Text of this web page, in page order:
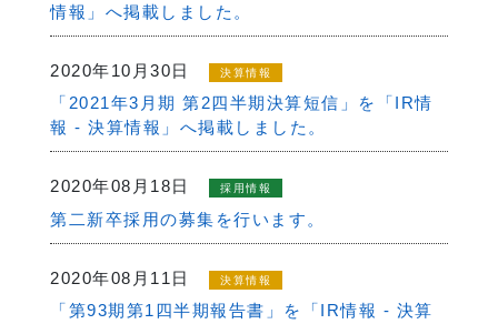
情報」へ掲載しました。
2020年10月30日 決算情報
「2021年3月期 第2四半期決算短信」を「IR情
報 - 決算情報」へ掲載しました。
2020年08月18日 採用情報
第二新卒採用の募集を行います。
2020年08月11日 決算情報
「第93期第1四半期報告書」を「IR情報 - 決算